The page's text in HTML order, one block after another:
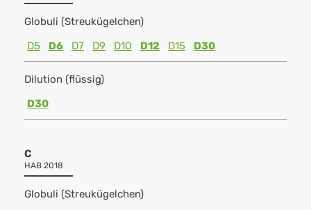
Globuli (Streukügelchen)
D5
D6 D7 D9 D10 D12 D15 D30
Dilution (flüssig)
D30
C
HAB 2018
Globuli (Streukügelchen)